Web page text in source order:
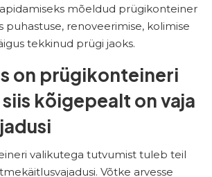
mõeldud prügikonteiner
puhastuse, renoveerimise, kolimise
tekkinud prügi jaoks.
on prügikonteineri
kõigepealt on vaja
valikutega tutvumist tuleb teil
Võtke arvesse